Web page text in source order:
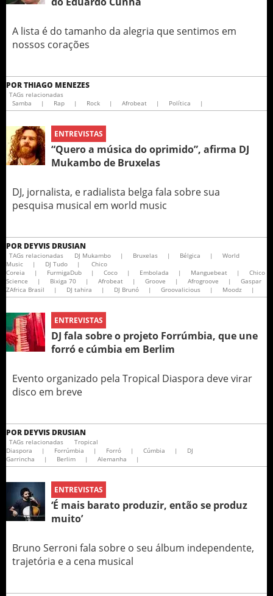
A lista é do tamanho da alegria que sentimos em
nossos corações
PORTHIAGO MENEZES
TAGs relacionadas
Samba
| Rap | Rock | Afrobeat | Política |
ENTREVISTAS
“Quero a música do oprimido”, afirma DJ
Mukambo de Bruxelas
DJ, jornalista, e radialista belga fala sobre sua
pesquisa musical em world music
POR DEYVIS DRUSIAN
TAGs relacionadas DJ Mukambo | Bruxelas | Bélgica |
World
Music
| DJ Tudo |
Chico
Coreia
| FurmigaDub | Coco | Embolada | Manguebeat |
Chico
Science
| Bixiga 70 | Afrobeat | Groove | Afrogroove |
Gaspar
ZAfrica Brasil
| DJ tahira | DJ Brunó | Groovalicious | Moodz |
ENTREVISTAS
DJ fala sobre o projeto Forrúmbia, que une
forró e cúmbia em Berlim
Evento organizado pela Tropical Diaspora deve virar
disco em breve
POR DEYVIS DRUSIAN
TAGs relacionadas
Tropical
Diaspora
| Forrúmbia | Forró | Cúmbia |
DJ
Garrincha
| Berlim | Alemanha |
ENTREVISTAS
‘É mais barato produzir, então se produz
muito’
Bruno Serroni fala sobre o seu álbum independente,
trajetória e a cena musical